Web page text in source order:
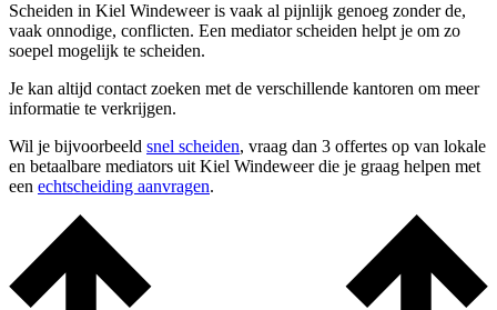
Scheiden in Kiel Windeweer is vaak al pijnlijk genoeg zonder de,
vaak onnodige, conflicten. Een mediator scheiden helpt je om zo
soepel mogelijk te scheiden.
Je kan altijd contact zoeken met de verschillende kantoren om meer
informatie te verkrijgen.
Wil je bijvoorbeeld snel scheiden, vraag dan 3 offertes op van lokale
en betaalbare mediators uit Kiel Windeweer die je graag helpen met
een echtscheiding aanvragen.